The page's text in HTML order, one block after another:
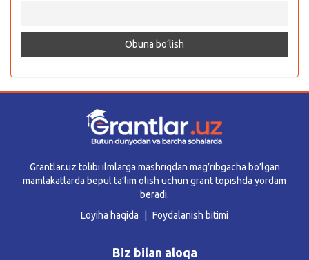
Grantlar.uz tolibi ilmlarga mashriqdan mag’ribgacha bo’lgan
mamlakatlarda bepul ta’lim olish uchun grant topishda yordam
beradi.
Loyiha haqida
Foydalanish bitimi
Biz bilan aloqa